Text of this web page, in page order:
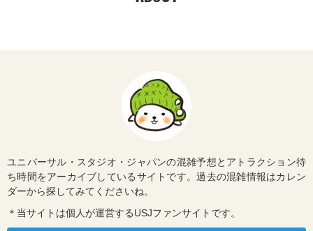
ユニバーサル・スタジオ・ジャパンの混雑予想とアトラクション待
ち時間をアーカイブしているサイトです。過去の混雑情報はカレン
ダーから探してみてくださいね。
＊当サイトは個人が運営するUSJファンサイトです。